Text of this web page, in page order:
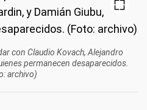
con Claudio Kovach, Alejandro
permanecen desaparecidos.
archivo)